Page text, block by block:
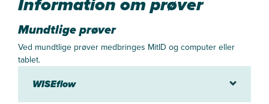
Mundtlige prøver
Ved mundtlige prøver medbringes MitID og computer eller
tablet.
WISEflow